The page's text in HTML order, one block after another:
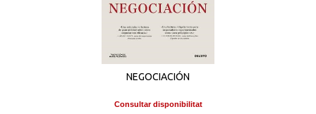
NEGOCIACIÓN
Consultar disponibilitat